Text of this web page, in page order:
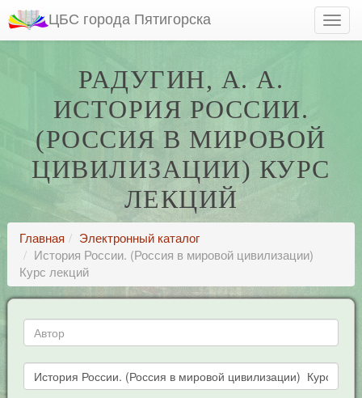
ЦБС города Пятигорска
РАДУГИН, А. А.
ИСТОРИЯ РОССИИ.
(РОССИЯ В МИРОВОЙ
ЦИВИЛИЗАЦИИ) КУРС
ЛЕКЦИЙ
Главная
Электронный каталог
История России. (Россия в мировой цивилизации)
Курс лекций